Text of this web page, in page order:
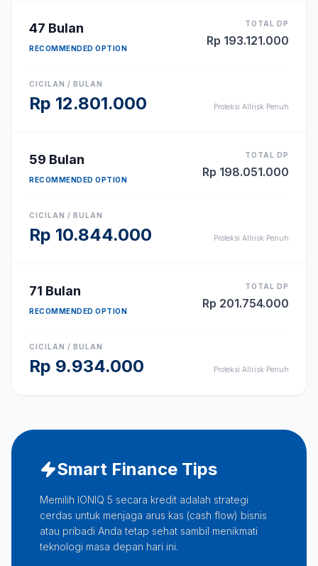
47 Bulan
RECOMMENDED OPTION
TOTAL DP
Rp 193.121.000
CICILAN / BULAN
Rp 12.801.000 Proteksi Allrisk Penuh
59 Bulan
RECOMMENDED OPTION
TOTAL DP
Rp 198.051.000
CICILAN / BULAN
Rp 10.844.000 Proteksi Allrisk Penuh
71 Bulan
RECOMMENDED OPTION
TOTAL DP
Rp 201.754.000
CICILAN / BULAN
Rp 9.934.000 Proteksi Allrisk Penuh
Smart Finance Tips
Memilih IONIQ 5 secara kredit adalah strategi
cerdas untuk menjaga arus kas (cash flow) bisnis
atau pribadi Anda tetap sehat sambil menikmati
teknologi masa depan hari ini.